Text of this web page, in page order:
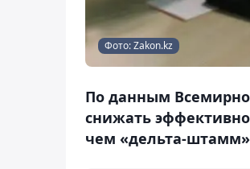
Фото: Zakon.kz
По данным
снижать
чем «дельта-